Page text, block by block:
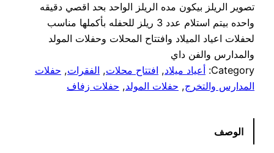
تصوير الريلز بيكون مده الريلز الواحد بحد اقصي دقيقه
واحده بيتم استلام عدد 3 ريلز للحفله بأكملها مناسب
لحفلات اعياد الميلاد وافتتاح المحلات وحفلات المولد
والمدارس والفن داي
Category: أعياد ميلاد, افتتاح محلات, الفقرات, حفلات
المدارس والتخرج, حفلات المولد, حفلات زفاف
الوصف